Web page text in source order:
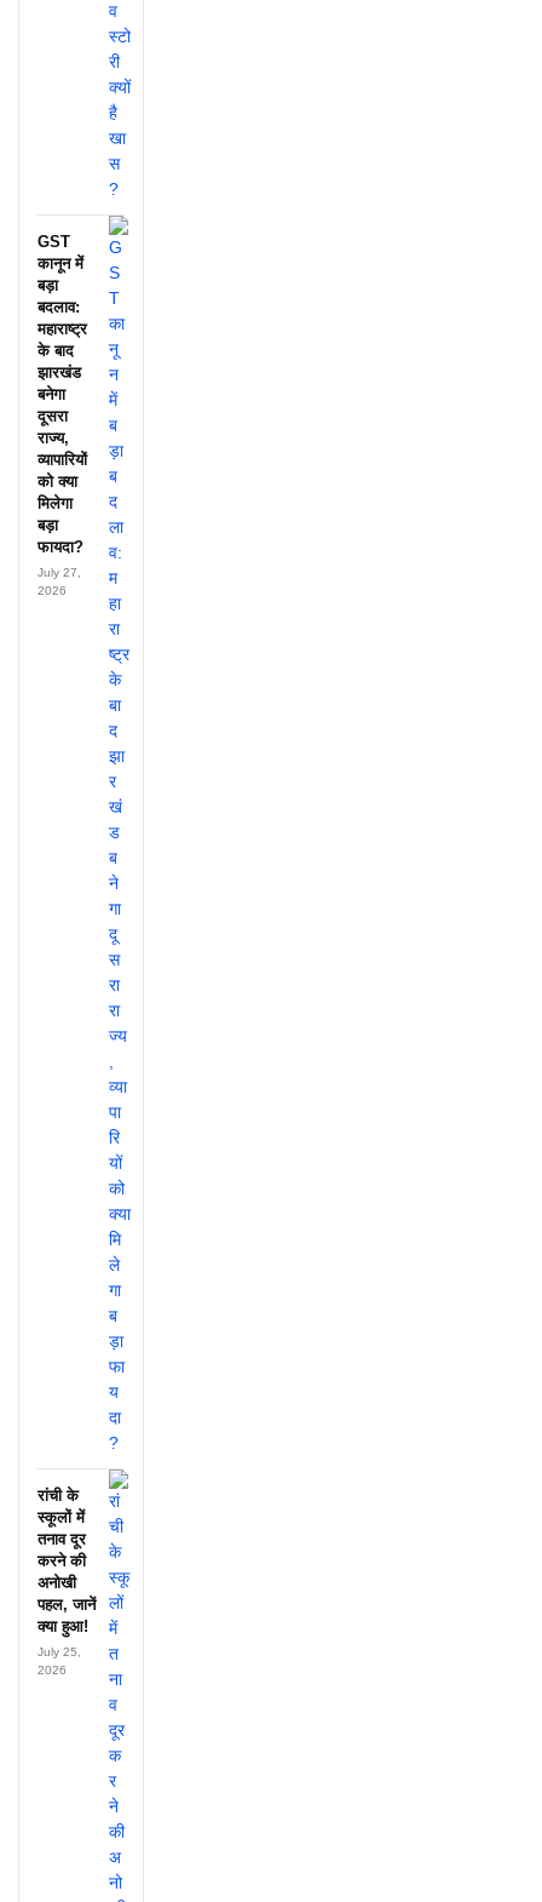
GST
कानून में
बड़ा
बदलाव:
महाराष्ट्र
के बाद
झारखंड
बनेगा
दूसरा
राज्य,
व्यापारियों
को क्या
मिलेगा
बड़ा
फायदा?
July 27,
2026
रांची के
स्कूलों में
तनाव दूर
करने की
अनोखी
पहल, जानें
क्या हुआ!
July 25,
2026